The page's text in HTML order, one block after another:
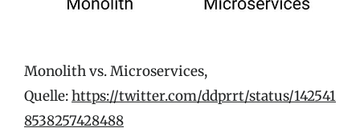
Monolith vs. Microservices,
Quelle:https://twitter.com/ddprrt/status/142541
8538257428488